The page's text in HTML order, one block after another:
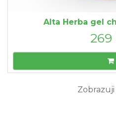
Alta Herba gel
269
Zobrazuji